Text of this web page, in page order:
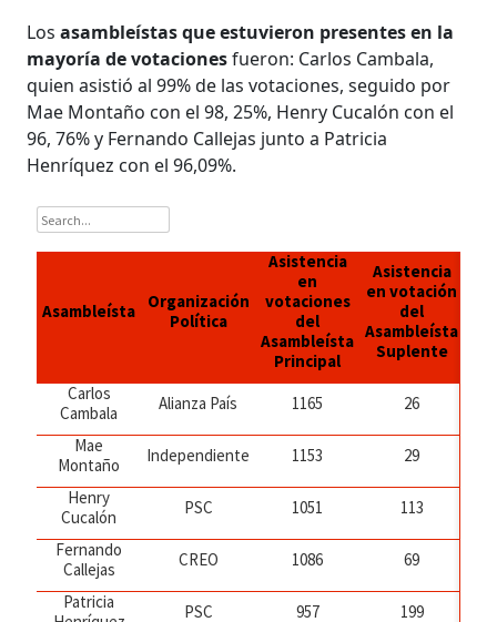
Losasambleístas que estuvieron presentes en la
mayoría de votacionesfueron: Carlos Cambala,
quien asistió al 99% de las votaciones, seguido por
Mae Montaño con el 98, 25%, Henry Cucalón con el
96, 76% y Fernando Callejas junto a Patricia
Henríquez con el 96,09%.